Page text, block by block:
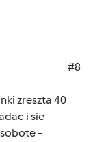
#8
zreszta 40
i sie
-